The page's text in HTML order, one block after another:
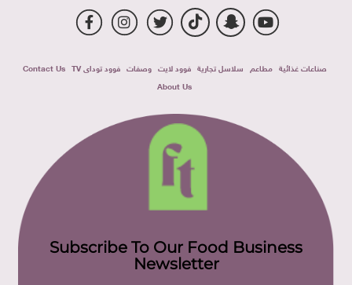
صناعات غذائية مطاعم سلاسل تجارية فوود لايت وصفات فوود توداى TV
Contact Us
About Us
Subscribe To Our Food Business
Newsletter